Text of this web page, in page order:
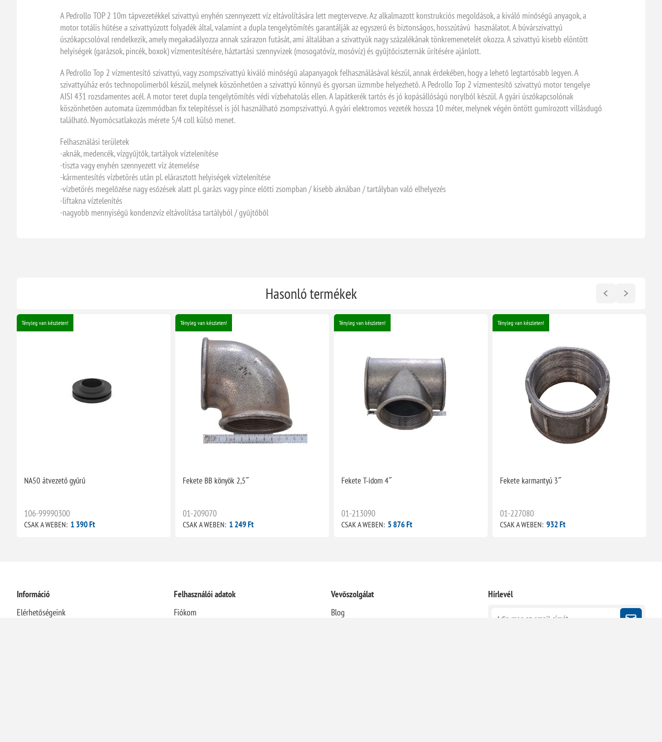
A Pedrollo TOP 2 10m tápvezetékkel szivattyú enyhén szennyezett víz eltávolítására lett megtervezve. Az alkalmazott konstrukciós megoldások, a kiváló minőségű anyagok, a
motor totális hűtése a szivattyúzott folyadék által, valamint a dupla tengelytömítés garantálják az egyszerű és biztonságos, hosszútávú használatot. A búvárszivattyú
úszókapcsolóval rendelkezik, amely megakadályozza annak szárazon futását, ami általában a szivattyúk nagy százalékának tönkremenetelét okozza. A szivattyú kisebb elöntött
helyiségek (garázsok, pincék, boxok) vízmentesítésére, háztartási szennyvizek (mosogatóvíz, mosóvíz) és gyűjtőciszternák ürítésére ajánlott.
A Pedrollo Top 2 vízmentesítő szivattyú, vagy zsompszivattyú kiváló minőségű alapanyagok felhasználásával készül, annak érdekében, hogy a lehető legtartósabb legyen. A
szivattyúház erős technopolimerből készül, melynek köszönhetően a szivattyú könnyű és gyorsan üzmmbe helyezhető. A Pedrollo Top 2 vízmentesítő szivattyú motor tengelye
AISI 431 rozsdamentes acél. A motor teret dupla tengelytömítés védi vízbehatolás ellen. A lapátkerék tartós és jó kopásállóságú norylból készül. A gyári úszókapcsolónak
köszönhetően automata üzemmódban fix telepítéssel is jól használható zsompszivattyú. A gyári elektromos vezeték hossza 10 méter, melynek végén öntött gumírozott villásdugó
található. Nyomócsatlakozás mérete 5/4 coll külső menet.
Felhasználási területek
-aknák, medencék, vízgyűjtők, tartályok víztelenítése
-tiszta vagy enyhén szennyezett víz átemelése
-kármentesítés vízbetörés után pl. elárasztott helyiségek víztelenítése
-vízbetörés megelőzése nagy esőzések alatt pl. garázs vagy pince előtti zsompban / kisebb aknában / tartályban való elhelyezés
-liftakna víztelenítés
-nagyobb mennyiségű kondenzvíz eltávolítása tartályból / gyűjtőből
Hasonló termékek
Tényleg van készleten!
NA50 átvezető gyűrű
106-99990300
CSAK A WEBEN: 1 390 Ft
Tényleg van készleten!
Fekete BB könyök 2,5˝
01-209070
CSAK A WEBEN: 1 249 Ft
Tényleg van készleten!
Fekete T-idom 4˝
01-213090
CSAK A WEBEN: 5 876 Ft
Tényleg van készleten!
Fekete karmantyú 3˝
01-227080
CSAK A WEBEN: 932 Ft
Információ
Elérhetőségeink
Felhasználói adatok
Fiókom
Vevőszolgálat
Blog
Hírlevél